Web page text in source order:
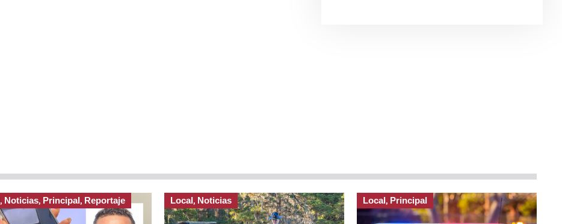
, Noticias, Principal, Reportaje Local, Noticias Local, Principal